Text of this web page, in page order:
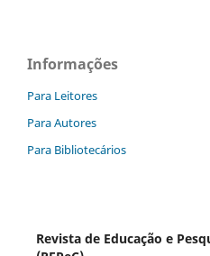
Informações
Para Leitores
Para Autores
Para Bibliotecários
Revista de Educação e